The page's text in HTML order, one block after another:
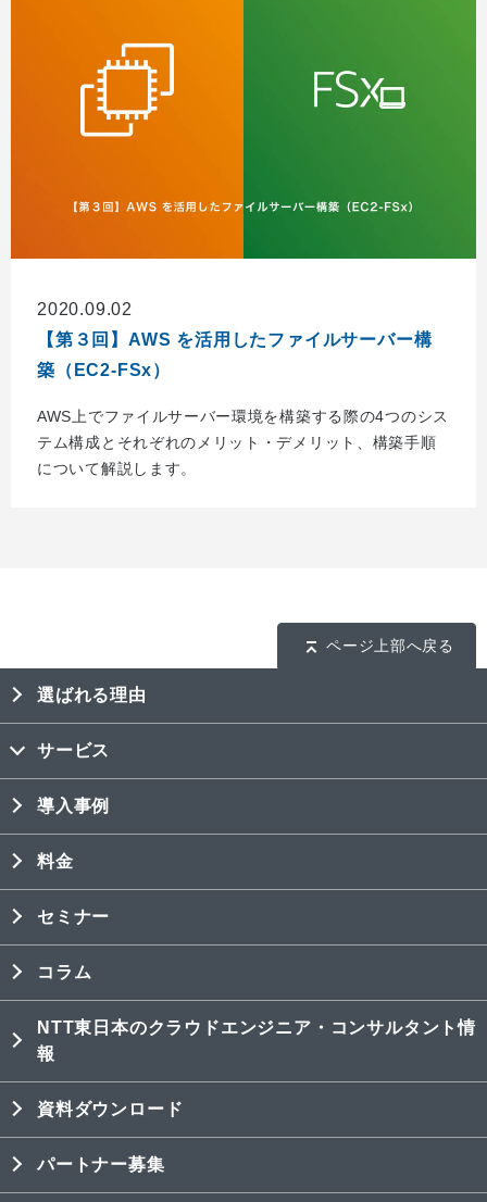
2020.09.02
【第３回】AWS を活用したファイルサーバー構
築（EC2-FSx）
AWS上でファイルサーバー環境を構築する際の4つのシス
テム構成とそれぞれのメリット・デメリット、構築手順
について解説します。
ページ上部へ戻る
選ばれる理由
サービス
導入事例
料金
セミナー
コラム
NTT東日本のクラウドエンジニア・コンサルタント情
報
資料ダウンロード
パートナー募集